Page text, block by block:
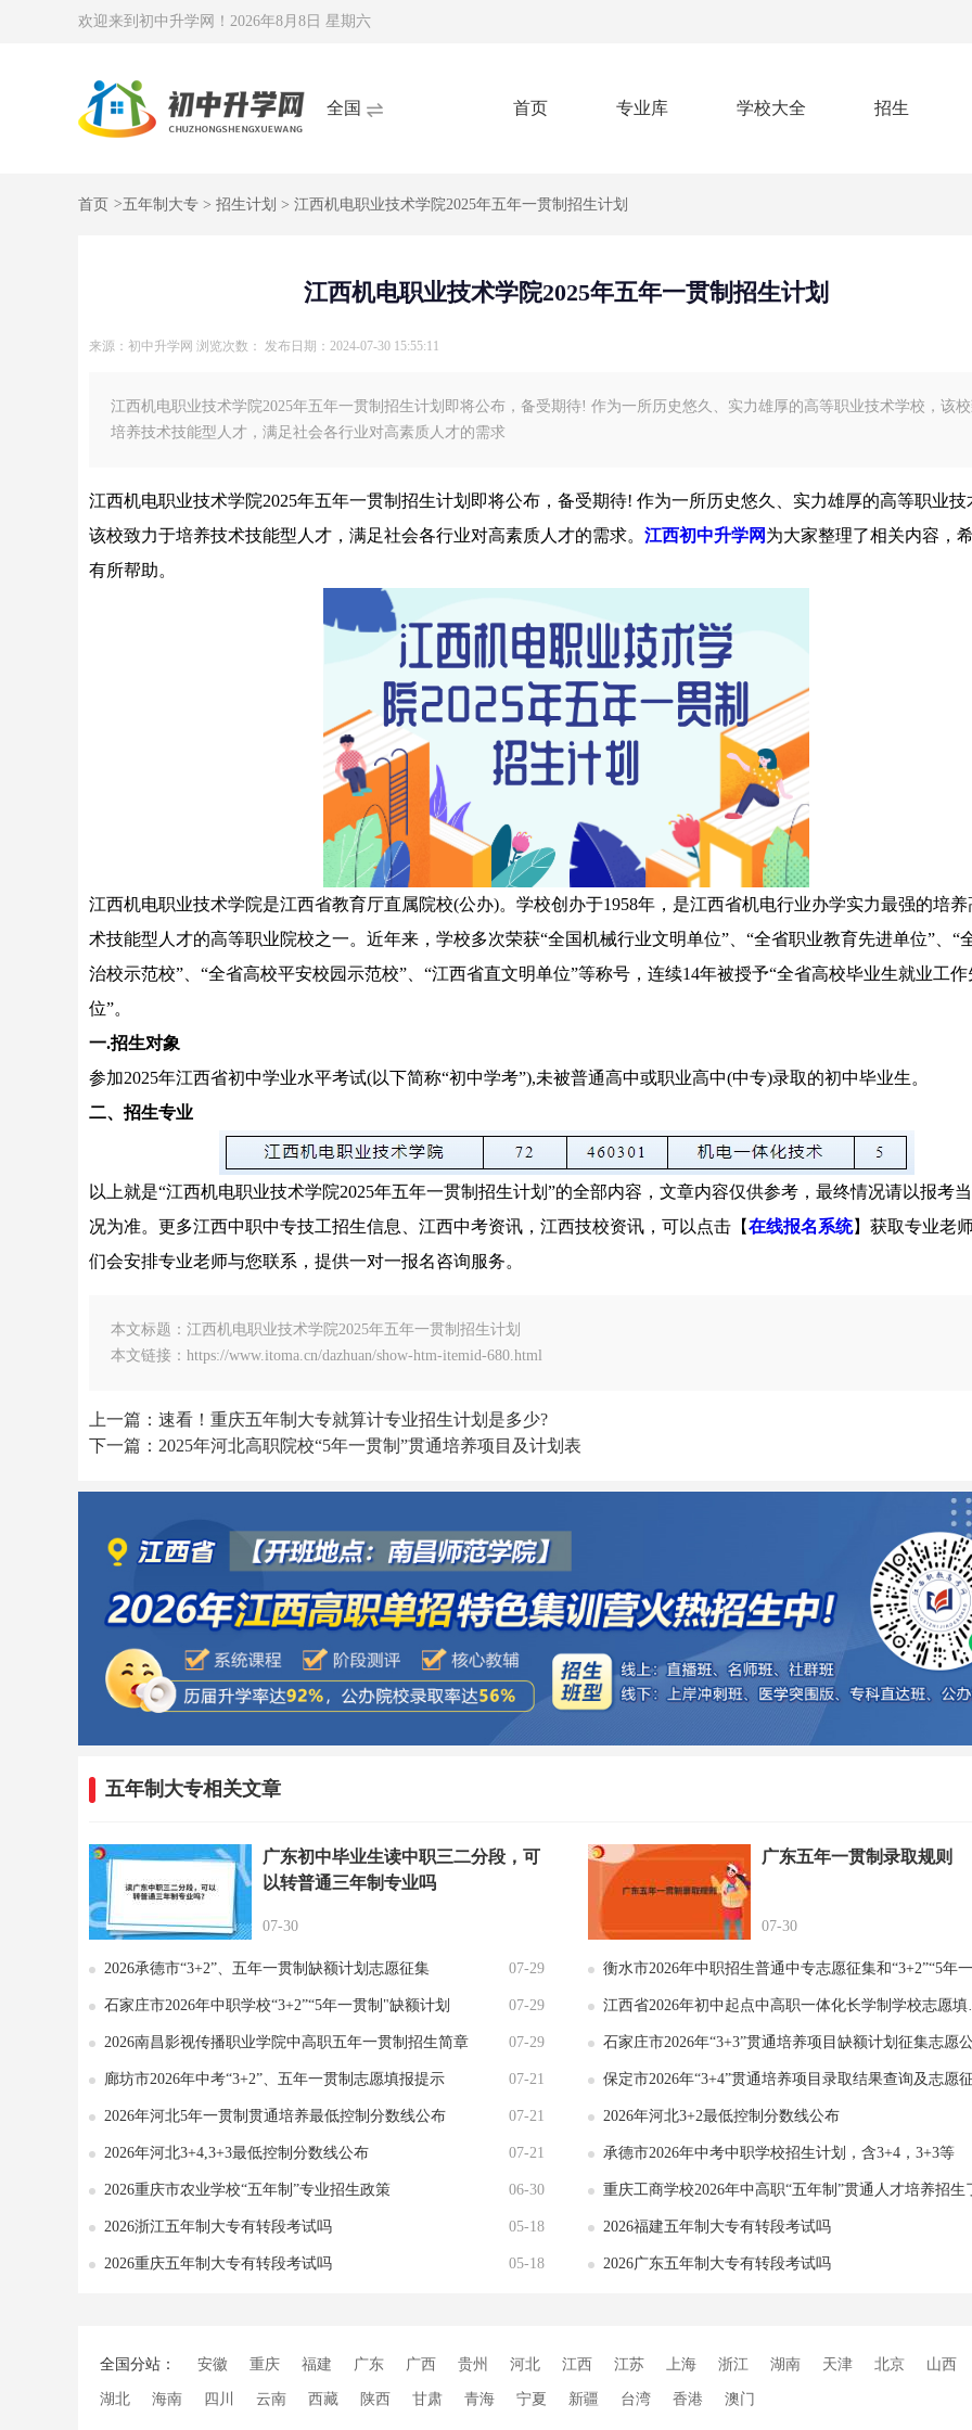
欢迎来到初中升学网！ 2026年8月8日 星期六
全国 首页 专业库 学校大全 招生
首页 >五年制大专 > 招生计划 > 江西机电职业技术学院2025年五年一贯制招生计划
江西机电职业技术学院2025年五年一贯制招生计划
来源：初中升学网 浏览次数： 发布日期：2024-07-30 15:55:11
江西机电职业技术学院2025年五年一贯制招生计划即将公布，备受期待! 作为一所历史悠久、实力雄厚的高等职业技术学校，该
培养技术技能型人才，满足社会各行业对高素质人才的需求
江西机电职业技术学院2025年五年一贯制招生计划即将公布，备受期待! 作为一所历史悠久、实力雄厚的高等职业技
该校致力于培养技术技能型人才，满足社会各行业对高素质人才的需求。 江西初中升学网为大家整理了相关内容，
有所帮助。
江西机电职业技术学院是江西省教育厅直属院校(公办)。学校创办于1958年，是江西省机电行业办学实力最强的培
术技能型人才的高等职业院校之一。近年来，学校多次荣获“全国机械行业文明单位”、“全省职业教育先进单位”、“
治校示范校”、“全省高校平安校园示范校”、“江西省直文明单位”等称号，连续14年被授予“全省高校毕业生就业工
位”。
一.招生对象
参加2025年江西省初中学业水平考试(以下简称“初中学考”),未被普通高中或职业高中(中专)录取的初中毕业生。
二、招生专业
以上就是“江西机电职业技术学院2025年五年一贯制招生计划”的全部内容，文章内容仅供参考，最终情况请以报考
况为准。更多江西中职中专技工招生信息、江西中考资讯，江西技校资讯，可以点击【在线报名系统】获取专业老
们会安排专业老师与您联系，提供一对一报名咨询服务。
本文标题：江西机电职业技术学院2025年五年一贯制招生计划
本文链接：https://www.itoma.cn/dazhuan/show-htm-itemid-680.html
上一篇：速看！重庆五年制大专就算计专业招生计划是多少?
下一篇：2025年河北高职院校“5年一贯制”贯通培养项目及计划表
五年制大专相关文章
广东初中毕业生读中职三二分段，可
以转普通三年制专业吗
07-30
广东五年一贯制录取规则
07-30
2026承德市“3+2”、五年一贯制缺额计划志愿征集 07-29 衡水市2026年中职招生普通中专志愿征集和“3+2”“5年一贯制
石家庄市2026年中职学校“3+2”“5年一贯制"缺额计划 07-29 江西省2026年初中起点中高职一体化长学制学校志愿填报公告
2026南昌影视传播职业学院中高职五年一贯制招生简章 07-29 石家庄市2026年“3+3”贯通培养项目缺额计划征集志愿
廊坊市2026年中考“3+2”、五年一贯制志愿填报提示 07-21 保定市2026年“3+4”贯通培养项目录取结果查询及志愿征集
2026年河北5年一贯制贯通培养最低控制分数线公布 07-21 2026年河北3+2最低控制分数线公布
2026年河北3+4,3+3最低控制分数线公布 07-21 承德市2026年中考中职学校招生计划，含3+4，3+3等
2026重庆市农业学校“五年制”专业招生政策 06-30 重庆工商学校2026年中高职“五年制”贯通人才培养招生
2026浙江五年制大专有转段考试吗 05-18 2026福建五年制大专有转段考试吗
2026重庆五年制大专有转段考试吗 05-18 2026广东五年制大专有转段考试吗
全国分站： 安徽 重庆 福建 广东 广西 贵州 河北 江西 江苏 上海 浙江 湖南 天津 北京 山西
湖北 海南 四川 云南 西藏 陕西 甘肃 青海 宁夏 新疆 台湾 香港 澳门